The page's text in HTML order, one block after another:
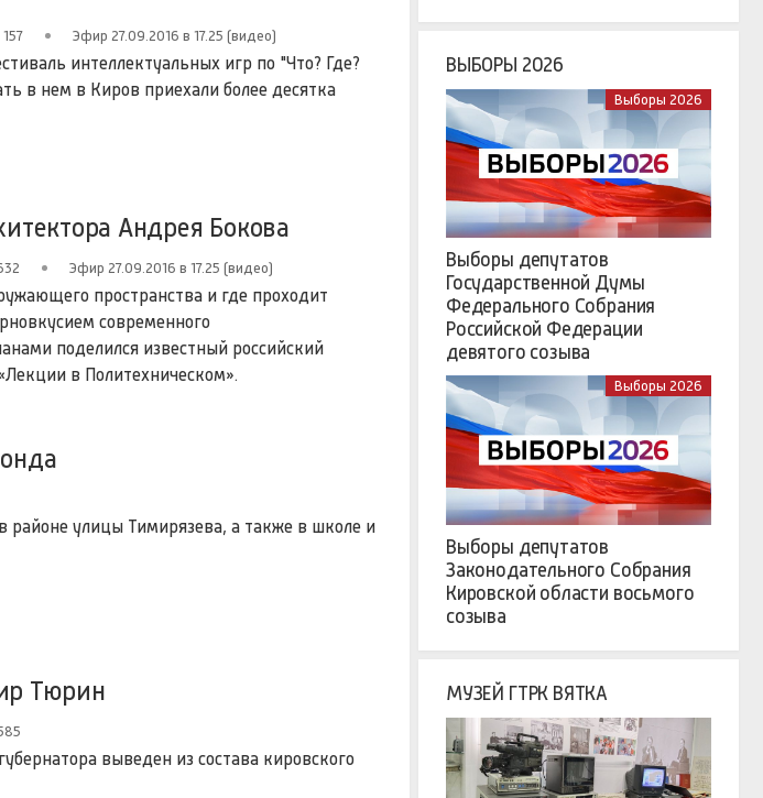
157 Эфир 27.09.2016 в 17.25 (видео)
интеллектуальных игр по "Что? Где?
в нем в Киров приехали более десятка
Андрея Бокова
Эфир 27.09.2016 в 17.25 (видео)
пространства и где проходит
современного
поделился известный российский
в Политехническом».
районе улицы Тимирязева, а также в школе и
Тюрин
выведен из состава кировского
ВЫБОРЫ 2026
Выборы 2026
Выборы депутатов
Государственной Думы
Федерального Собрания
Российской Федерации
девятого созыва
Выборы 2026
Выборы депутатов
Законодательного Собрания
Кировской области восьмого
созыва
МУЗЕЙ ГТРК ВЯТКА